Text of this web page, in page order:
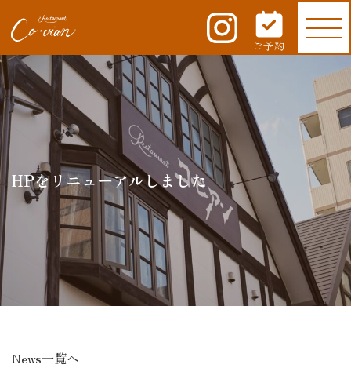
ご予約
HPをリニューアルしました
News一覧へ